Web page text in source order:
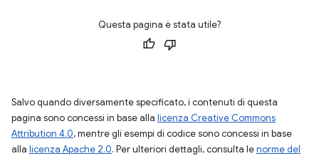
Questa pagina è stata utile?
Salvo quando diversamente specificato, i contenuti di questa
pagina sono concessi in base alla licenza Creative Commons
Attribution 4.0, mentre gli esempi di codice sono concessi in base
alla licenza Apache 2.0. Per ulteriori dettagli, consulta lenorme del